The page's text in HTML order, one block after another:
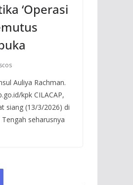
‘Operasi
Auliya Rachman.
kpk CILACAP,
siang (13/3/2026) di
seharusnya